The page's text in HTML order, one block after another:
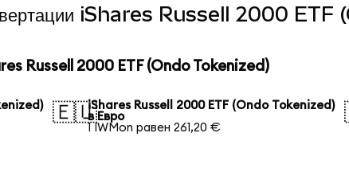
iShares Russell 2000
Russell 2000 ETF (Ondo Tokenized)
🇪🇺iShares Russell 2000 ETF (Ondo Tokenized)
в Евро
1 IWMon равен 261,20 €